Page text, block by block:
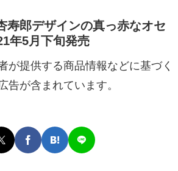
寿郎デザインの真っ赤なオセ
年5月下旬発売
が提供する商品情報などに基づく
告が含まれています。